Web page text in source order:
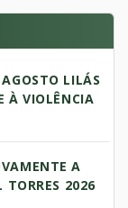
LILÁS
À VIOLÊNCIA
A
TORRES 2026